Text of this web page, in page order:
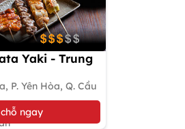
Yaki - Trung
P. Yên Hòa, Q. Cầu
ngay